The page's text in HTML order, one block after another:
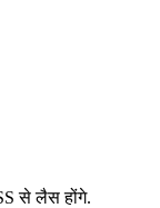
से लैस होंगे.